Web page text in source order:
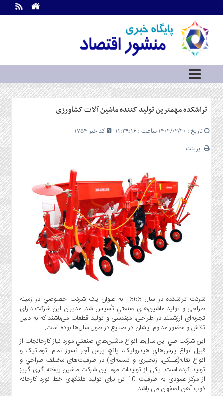
اطلاعات
تماس
ما
درباره
ما
سرویس
ها
بازار
سرمایه
و
بورس
مسکن
و
شهری
گاز
و
پتروشیمی
و
خودرو
استارت
آپ
و
فن
آوری
بانک
،
بیمه
و
تراشکده مهمترین تولید کننده ماشین آلات کشاورزی
تاریخ : ۱۴۰۳/۰۲/۳۰ ساعت : ۱۱:۳۹:۱۶
کد خبر 1754
پرینت
شرکت تراشکده در سال 1363 به عنوان يک شرکت خصوصي در زمينه
طراحي و توليد ماشين‌هاي صنعتي تأسيس شد. مدیران این شرکت دارای
تجربه‌ای ارزشمند در طراحی، مهندسی و تولید قطعات می‌باشند که به دلیل
تلاش و حضور مداوم ایشان در صنایع در طول سال‌ها بوده است.
اين شرکت طي اين سال‌ها انواع ماشين‌هاي صنعتي مورد نياز کارخانجات از
قبيل انواع پرس‌هاي هيدروليک، پانچ، پرس آجر نسوز تمام اتوماتیک و
انواع نقاله(غلتکی، زنجیری و تسمه‌‌ای) در ظرفیت‌‌های مختلف طراحي و
توليد کرده است. یکی از تولیدات مهم این شرکت ماشین ریخته گری گریز
از مرکز عمودی به ظرفیت 10 تن برای تولید غلتکهای خط نورد کارخانه
ذوب آهن اصفهان می باشد.